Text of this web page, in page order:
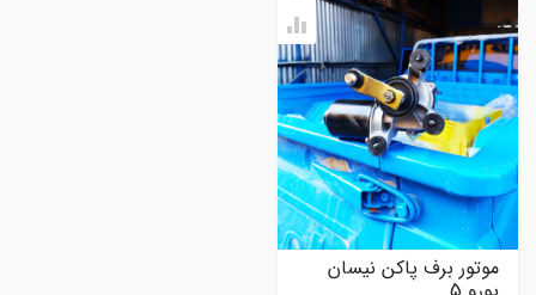
موتور برف پاکن نیسان